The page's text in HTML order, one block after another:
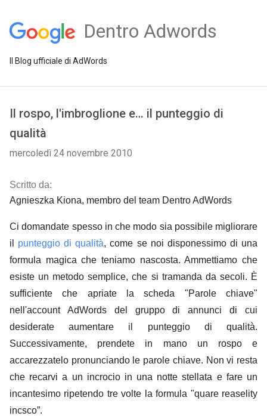
Dentro Adwords
Il Blog ufficiale di AdWords
Il rospo, l'imbroglione e… il punteggio di
qualità
mercoledì 24 novembre 2010
Scritto da:
Agnieszka Kiona, membro del team Dentro AdWords
Ci domandate spesso in che modo sia possibile migliorare
il
punteggio di qualità, come se noi disponessimo di una
formula magica che teniamo nascosta. Ammettiamo che
esiste un metodo semplice, che si tramanda da secoli. È
sufficiente che apriate la scheda "Parole chiave"
nell'account AdWords del gruppo di annunci di cui
desiderate aumentare il punteggio di qualità.
Successivamente, prendete in mano un rospo e
accarezzatelo pronunciando le parole chiave. Non vi resta
che recarvi a un incrocio in una notte stellata e fare un
incantesimo ripetendo tre volte la formula "quare reaselity
incsco”.